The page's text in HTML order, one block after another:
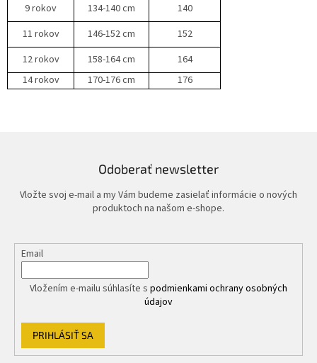
9 rokov
134-140 cm
140
11 rokov
146-152 cm
152
12 rokov
158-164 cm
164
14 rokov
170-176 cm 176
Odoberať newsletter
Vložte svoj e-mail a my Vám budeme zasielať informácie o nových
produktoch na našom e-shope.
Email
Vložením e-mailu súhlasíte s podmienkami ochrany osobných
údajov
PRIHLÁSIŤ SA